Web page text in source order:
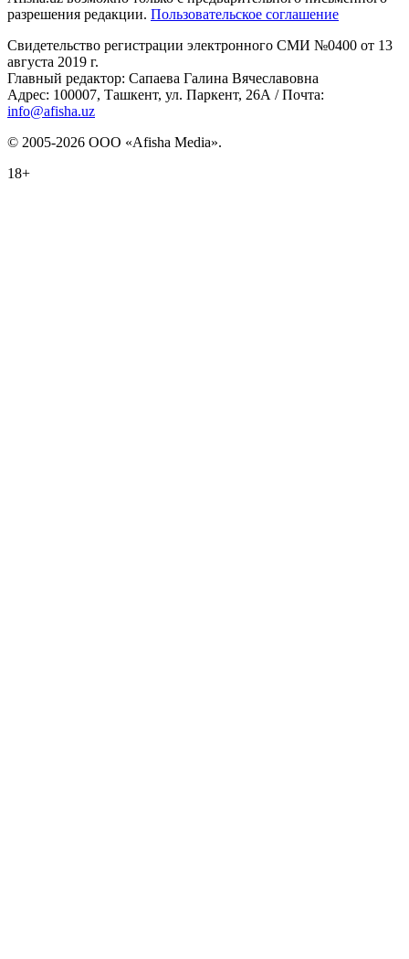
разрешения редакции. Пользовательское соглашение
Свидетельство регистрации электронного СМИ №0400 от 13
августа 2019 г.
Главный редактор: Сапаева Галина Вячеславовна
Адрес: 100007, Ташкент, ул. Паркент, 26А / Почта:
info@afisha.uz
© 2005-2026 ООО «Afisha Media».
18+